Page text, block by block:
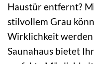
Haustür entfernt?
stilvollem Grau
Wirklichkeit werden
Saunahaus bietet